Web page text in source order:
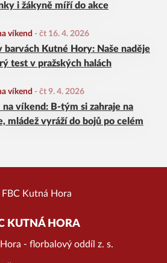
i žákyně míří do akce
víkend - čt 16. 4. 2026
barvách Kutné Hory: Naše naděje
test v pražských halách
víkend - čt 9. 4. 2026
na víkend: B-tým si zahraje na
mládež vyráží do bojů po celém
KUTNÁ HORA
- florbalový oddíl z. s.